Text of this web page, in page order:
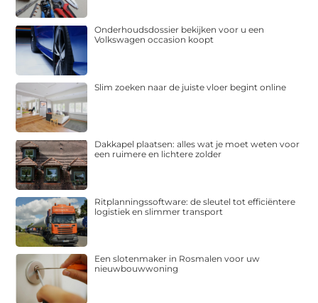
Onderhoudsdossier bekijken voor u een
Volkswagen occasion koopt
Slim zoeken naar de juiste vloer begint online
Dakkapel plaatsen: alles wat je moet weten voor
een ruimere en lichtere zolder
Ritplanningssoftware: de sleutel tot efficiëntere
logistiek en slimmer transport
Een slotenmaker in Rosmalen voor uw
nieuwbouwwoning